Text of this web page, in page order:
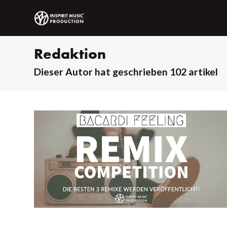
Redaktion
Dieser Autor hat geschrieben 102 artikel